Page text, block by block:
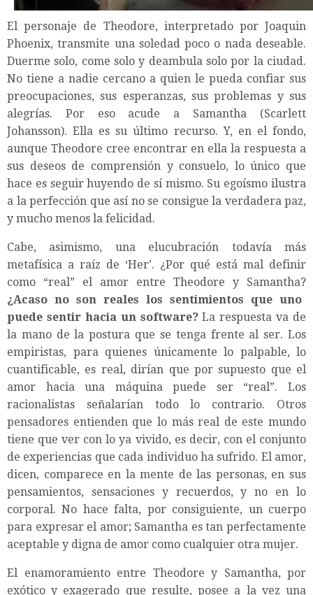
El personaje de Theodore, interpretado por Joaquin
Phoenix, transmite una soledad poco o nada deseable.
Duerme solo, come solo y deambula solo por la ciudad.
No tiene a nadie cercano a quien le pueda confiar sus
preocupaciones, sus esperanzas, sus problemas y sus
alegrías. Por eso acude a Samantha (Scarlett
Johansson). Ella es su último recurso. Y, en el fondo,
aunque Theodore cree encontrar en ella la respuesta a
sus deseos de comprensión y consuelo, lo único que
hace es seguir huyendo de sí mismo. Su egoísmo ilustra
a la perfección que así no se consigue la verdadera paz,
y mucho menos la felicidad.
Cabe, asimismo, una elucubración todavía más
metafísica a raíz de ‘Her’. ¿Por qué está mal definir
como “real” el amor entre Theodore y Samantha?
¿Acaso no son reales los sentimientos que uno
puede sentir hacia un software?La respuesta va de
la mano de la postura que se tenga frente al ser. Los
empiristas, para quienes únicamente lo palpable, lo
cuantificable, es real, dirían que por supuesto que el
amor hacia una máquina puede ser “real”. Los
racionalistas señalarían todo lo contrario. Otros
pensadores entienden que lo más real de este mundo
tiene que ver con lo ya vivido, es decir, con el conjunto
de experiencias que cada individuo ha sufrido. El amor,
dicen, comparece en la mente de las personas, en sus
pensamientos, sensaciones y recuerdos, y no en lo
corporal. No hace falta, por consiguiente, un cuerpo
para expresar el amor; Samantha es tan perfectamente
aceptable y digna de amor como cualquier otra mujer.
El enamoramiento entre Theodore y Samantha, por
exótico y exagerado que resulte, posee a la vez una